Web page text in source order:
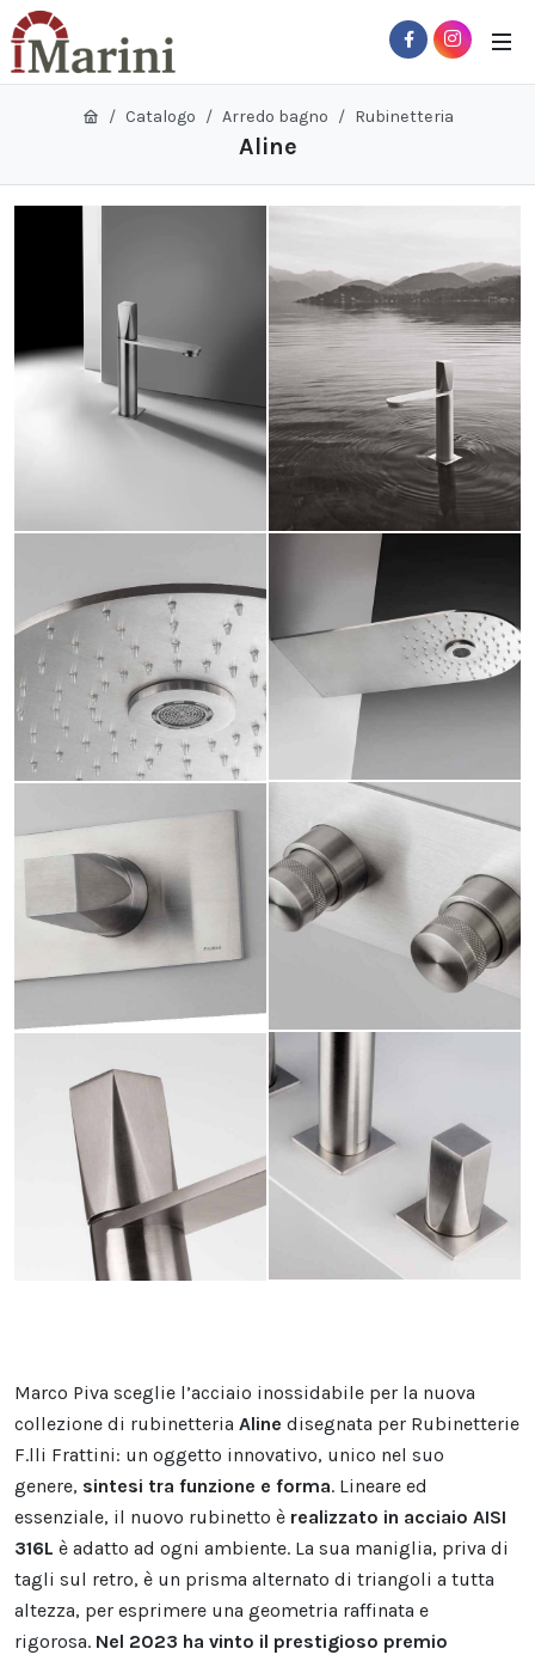
Menu
Catalogo Arredo bagno Rubinetteria
Aline
Marco Piva sceglie l’acciaio inossidabile per la nuova
collezione di rubinetteria Aline disegnata per Rubinetterie
F.lli Frattini: un oggetto innovativo, unico nel suo
genere, sintesi tra funzione e forma. Lineare ed
essenziale, il nuovo rubinetto è realizzato in acciaio AISI
316L è adatto ad ogni ambiente. La sua maniglia, priva di
tagli sul retro, è un prisma alternato di triangoli a tutta
altezza, per esprimere una geometria raffinata e
rigorosa. Nel 2023 ha vinto il prestigioso premio